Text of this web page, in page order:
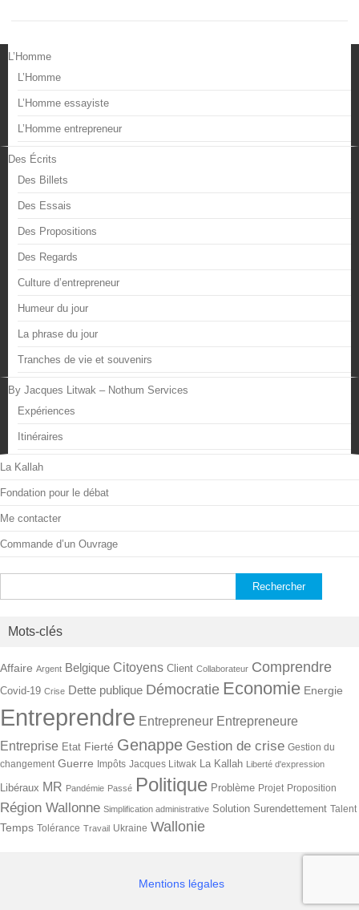
L’Homme
L’Homme
L’Homme essayiste
L’Homme entrepreneur
Des Écrits
Des Billets
Des Essais
Des Propositions
Des Regards
Culture d’entrepreneur
Humeur du jour
La phrase du jour
Tranches de vie et souvenirs
By Jacques Litwak – Nothum Services
Expériences
Itinéraires
La Kallah
Fondation pour le débat
Me contacter
Commande d’un Ouvrage
Mots-clés
Affaire Argent Belgique Citoyens Client Collaborateur Comprendre
Covid-19 Crise Dette publique Démocratie Economie Energie
Entreprendre Entrepreneur Entrepreneure
Entreprise Etat Fierté Genappe Gestion de crise Gestion du
changement Guerre Impôts Jacques Litwak La Kallah Liberté d'expression
Libéraux MR Pandémie Passé Politique Problème Projet Proposition
Région Wallonne Simplification administrative Solution Surendettement Talent
Temps Tolérance Travail Ukraine Wallonie
Mentions légales